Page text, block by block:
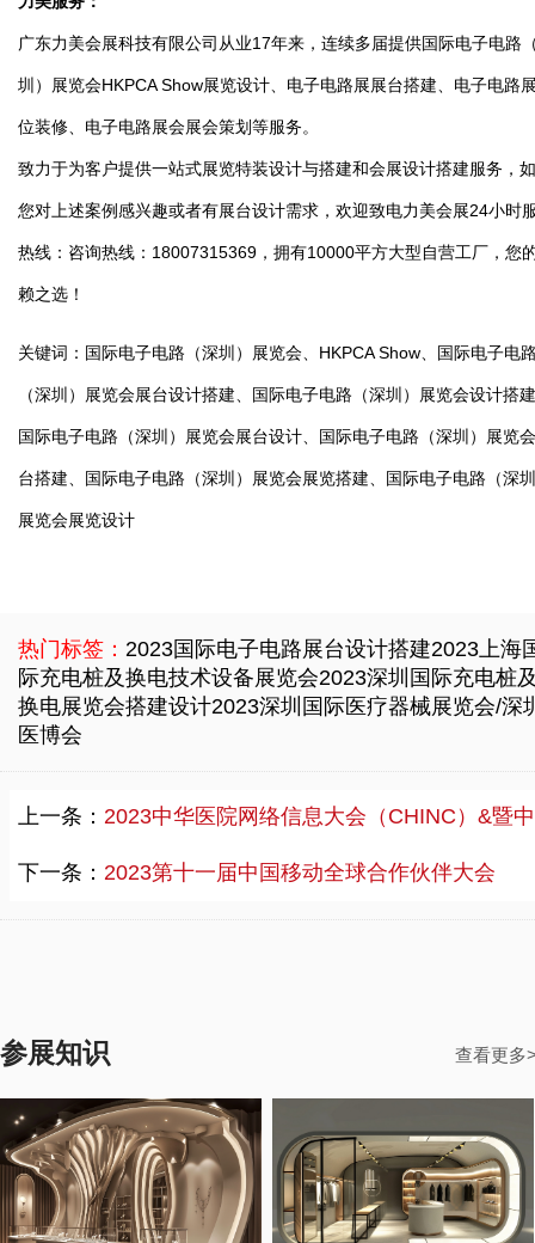
广东力美会展科技有限公司从业17年来，连续多届提供国际电子电路
圳）展览会HKPCA Show展览设计、电子电路展展台搭建、电子电路
位装修、电子电路展会展会策划等服务。
致力于为客户提供一站式展览特装设计与搭建和会展设计搭建服务，
您对上述案例感兴趣或者有展台设计需求，欢迎致电力美会展24小时
热线：咨询热线：18007315369，拥有10000平方大型自营工厂，您
赖之选！
关键词：国际电子电路（深圳）展览会、HKPCA Show、国际电子电
（深圳）展览会展台设计搭建、国际电子电路（深圳）展览会设计搭
国际电子电路（深圳）展览会展台设计、国际电子电路（深圳）展览
台搭建、国际电子电路（深圳）展览会展览搭建、国际电子电路（深
展览会展览设计
热门标签： 2023国际电子电路展台设计搭建2023上海
际充电桩及换电技术设备展览会2023深圳国际充电桩
换电展览会搭建设计2023深圳国际医疗器械展览会/深
医博会
上一条： 2023中华医院网络信息大会（CHINC）&暨中国医院建筑与装备创新发展大会（HCDE）
下一条： 2023第十一届中国移动全球合作伙伴大会
参展知识 查看更多